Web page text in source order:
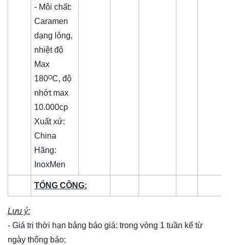
- Môi chất:
Caramen
dạng lỏng,
nhiệt độ
Max
180ᴼC, độ
nhớt max
10.000cp
Xuất xứ:
China
Hãng:
InoxMen
TỔNG CỘNG:
Lưu ý:
- Giá trị thời hạn bảng báo giá: trong vòng 1 tuần kể từ
ngày thông báo;